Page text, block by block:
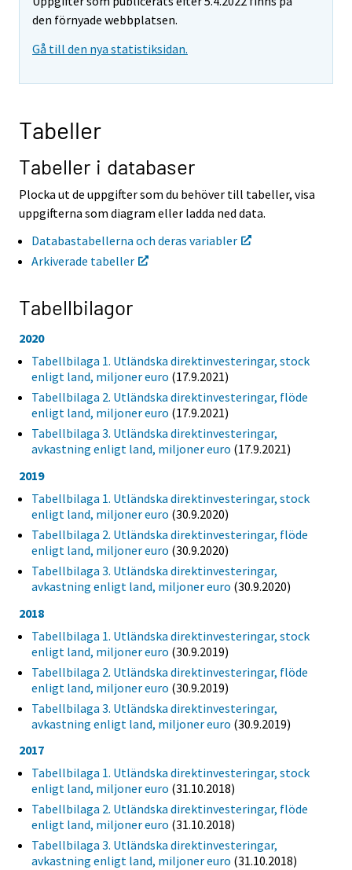
den förnyade webbplatsen.
Gå till den nya statistiksidan.
Tabeller
Tabeller i databaser
Plocka ut de uppgifter som du behöver till tabeller, visa
uppgifterna som diagram eller ladda ned data.
Databastabellerna och deras variabler
Arkiverade tabeller
Tabellbilagor
2020
Tabellbilaga 1. Utländska direktinvesteringar, stock
enligt land, miljoner euro (17.9.2021)
Tabellbilaga 2. Utländska direktinvesteringar, flöde
enligt land, miljoner euro (17.9.2021)
Tabellbilaga 3. Utländska direktinvesteringar,
avkastning enligt land, miljoner euro (17.9.2021)
2019
Tabellbilaga 1. Utländska direktinvesteringar, stock
enligt land, miljoner euro (30.9.2020)
Tabellbilaga 2. Utländska direktinvesteringar, flöde
enligt land, miljoner euro (30.9.2020)
Tabellbilaga 3. Utländska direktinvesteringar,
avkastning enligt land, miljoner euro (30.9.2020)
2018
Tabellbilaga 1. Utländska direktinvesteringar, stock
enligt land, miljoner euro (30.9.2019)
Tabellbilaga 2. Utländska direktinvesteringar, flöde
enligt land, miljoner euro (30.9.2019)
Tabellbilaga 3. Utländska direktinvesteringar,
avkastning enligt land, miljoner euro (30.9.2019)
2017
Tabellbilaga 1. Utländska direktinvesteringar, stock
enligt land, miljoner euro (31.10.2018)
Tabellbilaga 2. Utländska direktinvesteringar, flöde
enligt land, miljoner euro (31.10.2018)
Tabellbilaga 3. Utländska direktinvesteringar,
avkastning enligt land, miljoner euro (31.10.2018)